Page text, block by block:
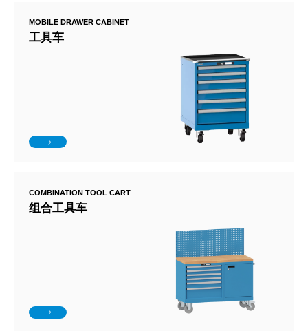
MOBILE DRAWER CABINET
工具车
COMBINATION TOOL CART
组合工具车